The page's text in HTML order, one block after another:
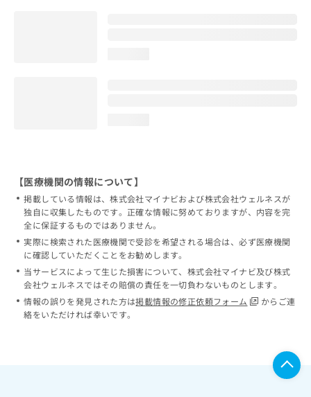
【医療機関の情報について】
掲載している情報は、株式会社マイナビおよび株式会社ウェルネスが
独自に収集したものです。正確な情報に努めておりますが、内容を完
全に保証するものではありません。
実際に検索された医療機関で受診を希望される場合は、必ず医療機関
に確認していただくことをお勧めします。
当サービスによって生じた損害について、株式会社マイナビ及び株式
会社ウェルネスではその賠償の責任を一切負わないものとします。
情報の誤りを発見された方は掲載情報の修正依頼フォーム
からご連
絡をいただければ幸いです。